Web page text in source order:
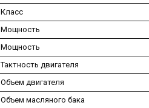
Класс
Мощность
Мощность
Тактность двигателя
Объем двигателя
Объем масляного бака